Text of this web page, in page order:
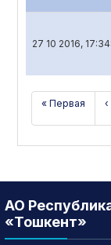
27 10 2016,
« Первая
АО
«Тошкент»